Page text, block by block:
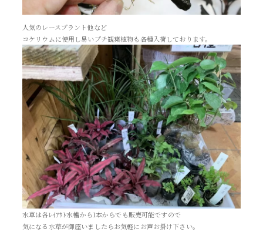
人気のレースプラント他など
コケリウムに使用し易いプチ観葉植物も各種入荷しております。
水草は各ﾚｲｱｳﾄ水槽から1本からでも販売可能ですので
気になる水草が御座いましたらお気軽にお声お掛け下さい。